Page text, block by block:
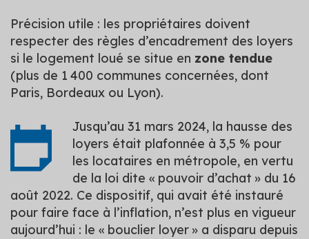
Précision utile : les propriétaires doivent
respecter des règles d’encadrement des loyers
si le logement loué se situe en zone tendue
(plus de 1 400 communes concernées, dont
Paris, Bordeaux ou Lyon).
Jusqu’au 31 mars 2024, la hausse des
loyers était plafonnée à 3,5 % pour
les locataires en métropole, en vertu
de la loi dite « pouvoir d’achat » du 16
août 2022. Ce dispositif, qui avait été instauré
pour faire face à l’inflation, n’est plus en vigueur
aujourd’hui : le « bouclier loyer » a disparu depuis